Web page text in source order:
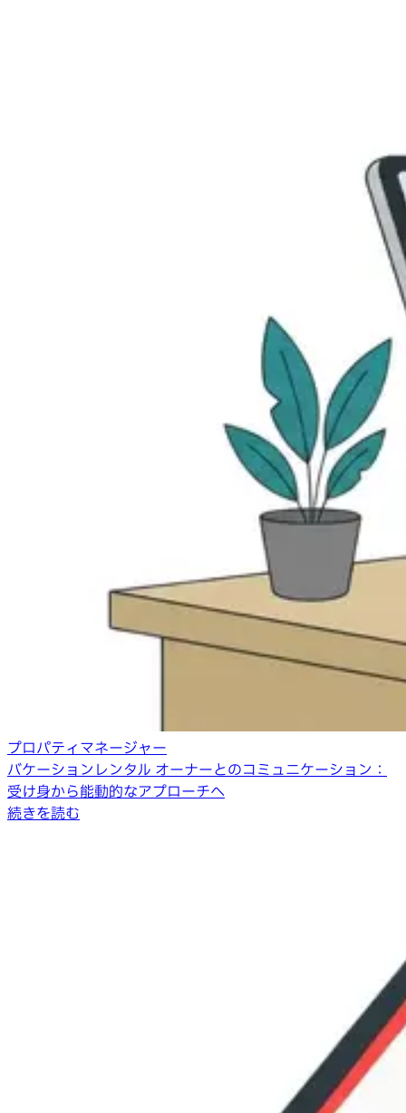
プロパティマネージャー
バケーションレンタル オーナーとのコミュニケーション：
受け身から能動的なアプローチへ
続きを読む